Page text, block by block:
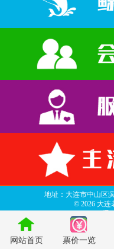
地址：大连市中山区
© 2026 大
网站首页 票价一览